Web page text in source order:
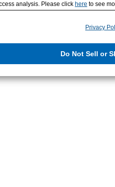
analysis. Please click here to see
from your use of their services or
right to opt out of sale or share of your
Privacy
Do Not Sell or